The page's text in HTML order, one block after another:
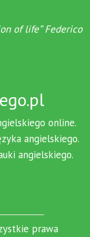
of life” Federico
online.
angielskiego.
angielskiego.
prawa